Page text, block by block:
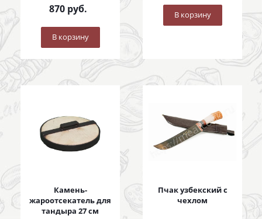
870 руб.
В корзину
В корзину
Камень-
жароотсекатель для
тандыра 27 см
Пчак узбекский с
чехлом